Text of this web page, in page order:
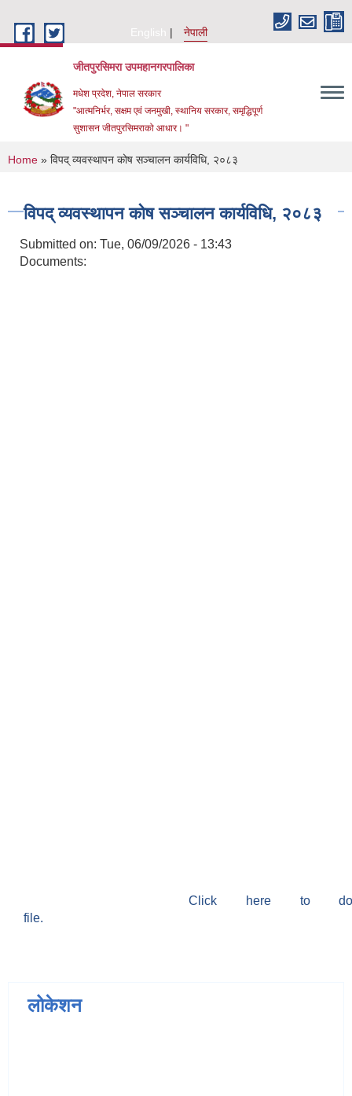
English
नेपाली
जीतपुरसिमरा उपमहानगरपालिका
मधेश प्रदेश, नेपाल सरकार
"आत्मनिर्भर, सक्षम एवं जनमुखी, स्थानिय सरकार, समृद्धिपूर्ण
सुशासन जीतपुरसिमराको आधार। "
You are here
Home » विपद् व्यवस्थापन कोष सञ्चालन कार्यविधि, २०८३
विपद् व्यवस्थापन कोष सञ्चालन कार्यविधि, २०८३
Submitted on: Tue, 06/09/2026 - 13:43
Documents:
Click here to
file.
लोकेशन